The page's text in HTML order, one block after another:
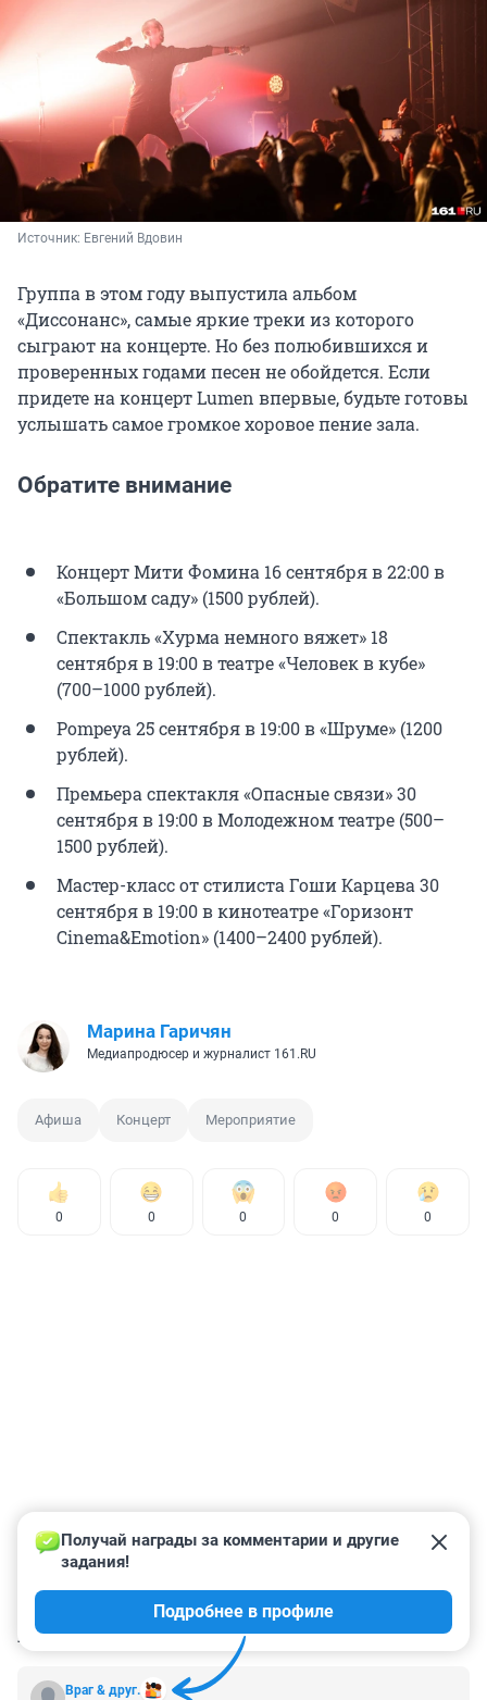
Источник: Евгений Вдовин
Группа в этом году выпустила альбом
«Диссонанс», самые яркие треки из которого
сыграют на концерте. Но без полюбившихся и
проверенных годами песен не обойдется. Если
придете на концерт Lumen впервые, будьте готовы
услышать самое громкое хоровое пение зала.
Обратите внимание
Концерт Мити Фомина 16 сентября в 22:00 в
«Большом саду» (1500 рублей).
Спектакль «Хурма немного вяжет» 18
сентября в 19:00 в театре «Человек в кубе»
(700–1000 рублей).
Pompeya 25 сентября в 19:00 в «Шруме» (1200
рублей).
Премьера спектакля «Опасные связи» 30
сентября в 19:00 в Молодежном театре (500–
1500 рублей).
Мастер-класс от стилиста Гоши Карцева 30
сентября в 19:00 в кинотеатре «Горизонт
Cinema&Emotion» (1400–2400 рублей).
Марина Гаричян
Медиапродюсер и журналист 161.RU
Афиша Концерт Мероприятие
0 0 0 0 0
КОММЕНТАРИИ 4
Враг & друг.
Получай награды за комментарии и другие
задания!
Подробнее в профиле